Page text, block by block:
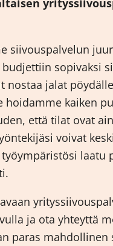
siivouspalvelun
sopivaksi
nostaa jalat
hoidamme kaiken
että tilat ovat
voivat
laatu
ja ota yhteyttä
paras mahdollinen